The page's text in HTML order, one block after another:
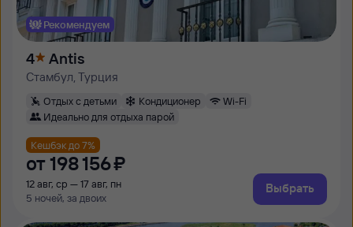
Рекомендуем
4 Antis
Стамбул, Турция
Отдых с детьми Кондиционер
Wi-Fi
Идеально для отдыха парой
Кешбэк до 7%
от 198 ⁠156 ⁠₽
12 авг, ср — 17 авг, пн
5 ночей, за двоих
Выбрать